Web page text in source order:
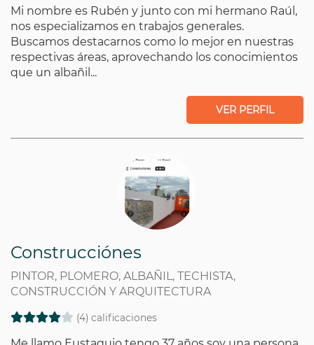
Mi nombre es Rubén y junto con mi hermano Raúl,
nos especializamos en trabajos generales.
Buscamos destacarnos como lo mejor en nuestras
respectivas áreas, aprovechando los conocimientos
que un albañil...
VER PERFIL
Construcciónes
PINTOR, PLOMERO, ALBAÑIL, TECHISTA,
CONSTRUCCIÓN Y ARQUITECTURA
(4) calificaciones